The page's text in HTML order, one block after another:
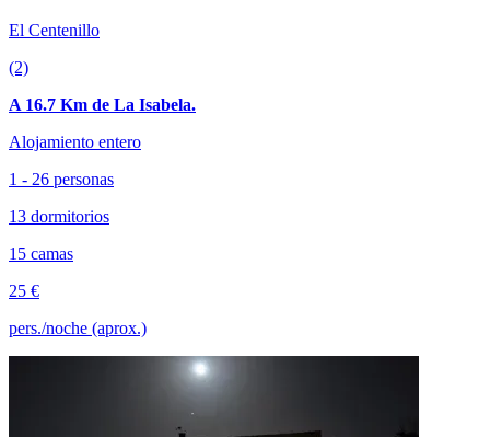
El Centenillo
(2)
A 16.7 Km de La Isabela.
Alojamiento entero
1 - 26 personas
13 dormitorios
15 camas
25 €
pers./noche (aprox.)